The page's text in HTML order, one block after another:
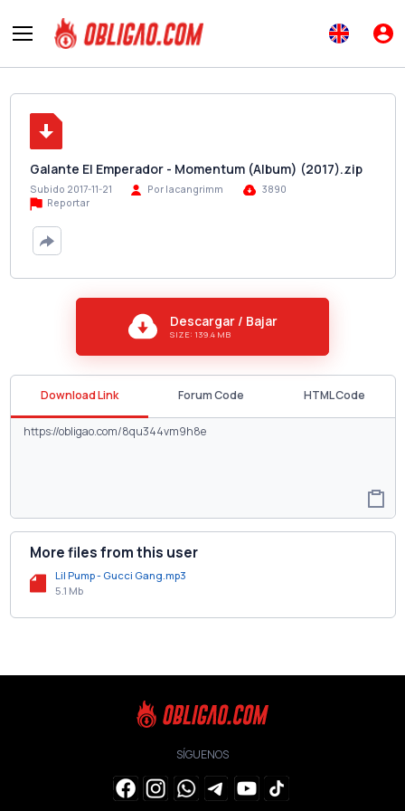
Galante El Emperador - Momentum (Album) (2017).zip
Subido 2017-11-21 Por lacangrimm
3890
Reportar
Descargar / Bajar
SIZE: 139.4 MB
Download Link Forum Code HTML Code
More files from this user
Lil Pump - Gucci Gang.mp3
5.1 Mb
SÍGUENOS